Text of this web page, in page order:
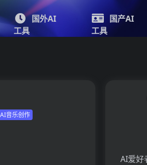
国外AI
工具
国产AI
工具
AI音乐创作
AI爱好